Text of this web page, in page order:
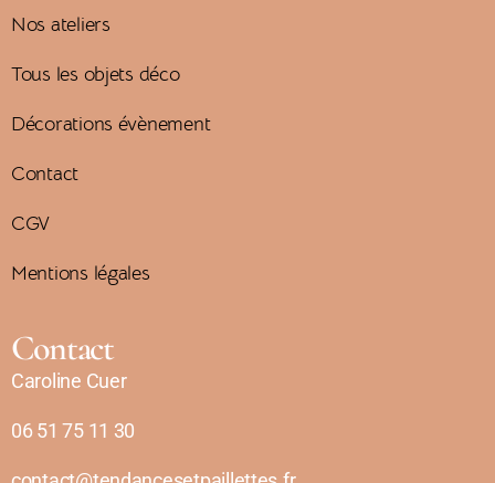
Nos ateliers
Tous les objets déco
Décorations évènement
Contact
CGV
Mentions légales
Contact
Caroline Cuer
06 51 75 11 30